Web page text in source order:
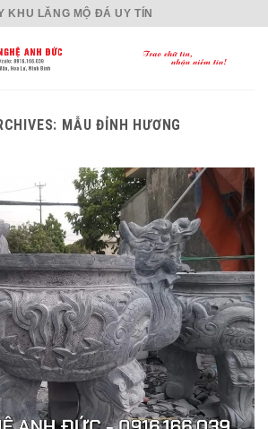
KHU LĂNG MỘ ĐÁ UY TÍN
MẪU ĐỈNH HƯƠNG